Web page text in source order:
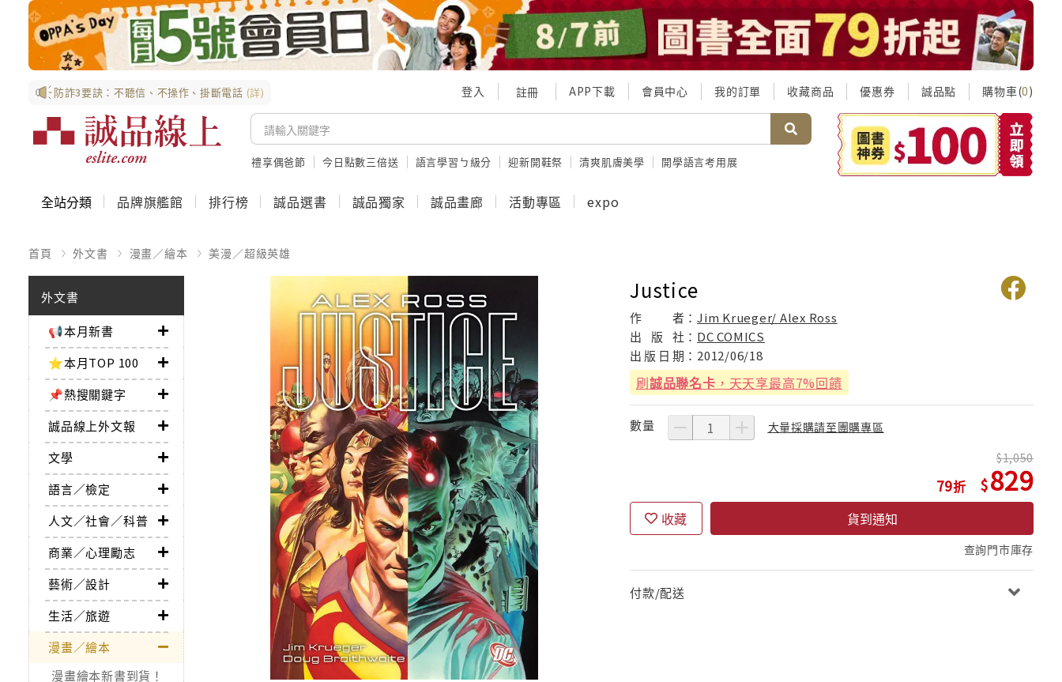
防詐3要訣：不聽信、不操作、掛斷電話 (詳) 登入 註冊 APP下載 會員中心 我的訂單 收藏商品 優惠券 誠品點 購物車(0)
禮享偶爸節 今日點數三倍送 語言學習ㄅ級分 迎新開鞋祭 清爽肌膚美學 開學語言考用展
全站分類 品牌旗艦館 排行榜 誠品選書 誠品獨家 誠品畫廊 活動專區 expo
首頁 外文書 漫畫／繪本 美漫／超級英雄
外文書
📢本月新書
⭐本月TOP 100
📌熱搜關鍵字
誠品線上外文報
文學
語言／檢定
人文／社會／科普
商業／心理勵志
藝術／設計
生活／旅遊
漫畫／繪本
漫畫繪本新書到貨！
Justice
作 者：Jim Krueger/ Alex Ross
出
版 社： DC COMICS
出 版 日 期： 2012/06/18
刷誠品聯名卡 ，天天享最高7%回饋
數量 大量採購請至團購專區
79
1,050
829
收藏 貨到通知
查詢門市庫存
付款/配送